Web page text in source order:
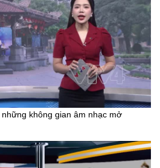
không gian âm nhạc mở